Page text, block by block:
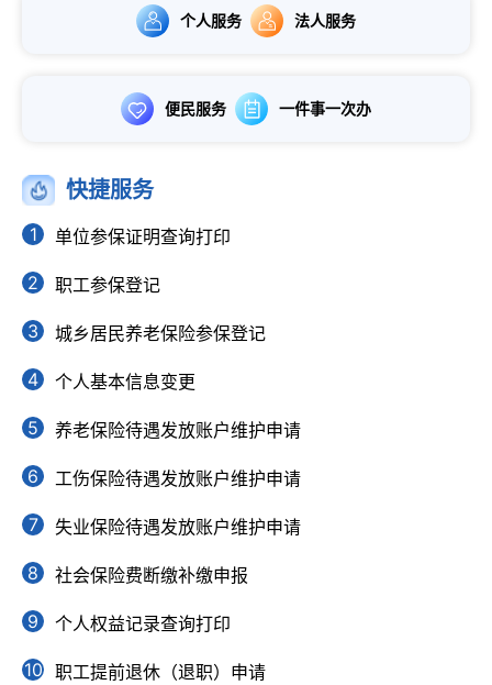
个人服务 法人服务
便民服务 一件事一次办
快捷服务
1 单位参保证明查询打印
2 职工参保登记
3 城乡居民养老保险参保登记
4 个人基本信息变更
5 养老保险待遇发放账户维护申请
6 工伤保险待遇发放账户维护申请
7 失业保险待遇发放账户维护申请
8 社会保险费断缴补缴申报
9 个人权益记录查询打印
10 职工提前退休（退职）申请